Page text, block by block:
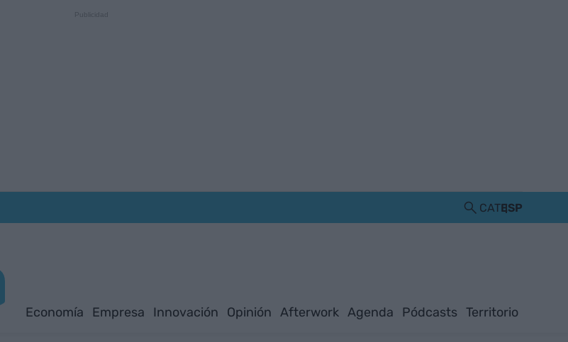
CATESP
Economía Empresa Innovación Opinión Afterwork Agenda Pódcasts Territorio